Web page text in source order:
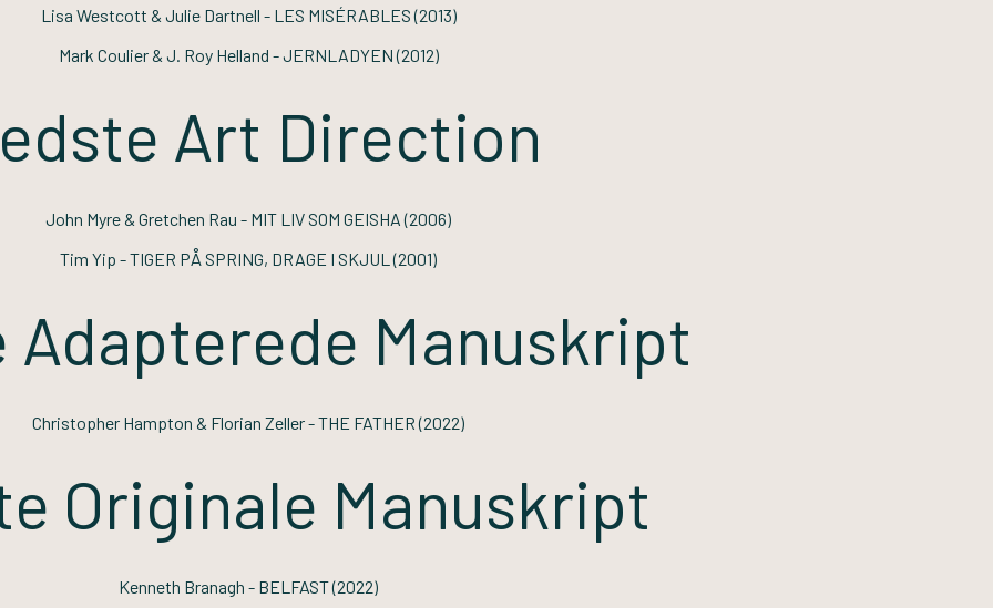
Lisa Westcott & Julie Dartnell - LES MISÉRABLES(2013)
Mark Coulier & J. Roy Helland -JERNLADYEN(2012)
Art Direction
John Myre & Gretchen Rau - MIT LIV SOM GEISHA(2006)
Tim Yip -TIGER PÅ SPRING, DRAGE I SKJUL (2001)
Adapterede Manuskript
Christopher Hampton & Florian Zeller -THE FATHER(2022)
Originale Manuskript
Kenneth Branagh - BELFAST(2022)